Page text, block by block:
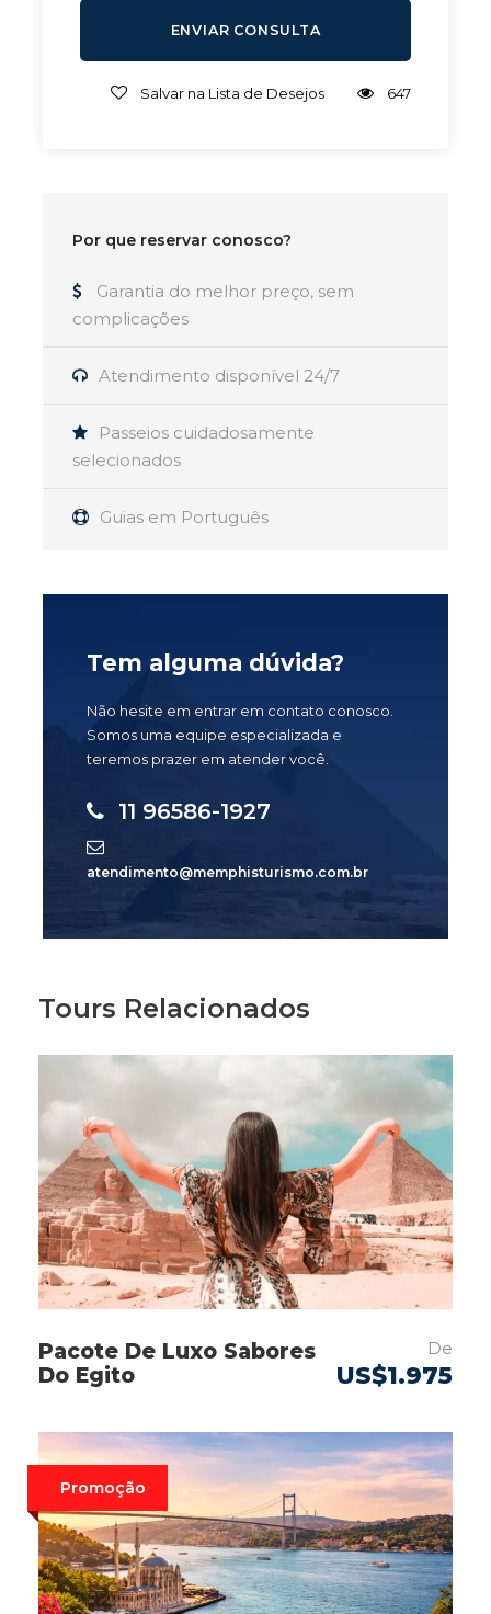
Salvar na Lista de Desejos 647
Por que reservar conosco?
Garantia do melhor preço, sem
complicações
Atendimento disponível 24/7
Passeios cuidadosamente
selecionados
Guias em Português
Tem alguma dúvida?
Não hesite em entrar em contato conosco.
Somos uma equipe especializada e
teremos prazer em atender você.
11 96586-1927
atendimento@memphisturismo.com.br
Tours Relacionados
Pacote De Luxo Sabores
Do Egito
De
US$1.975
Promoção